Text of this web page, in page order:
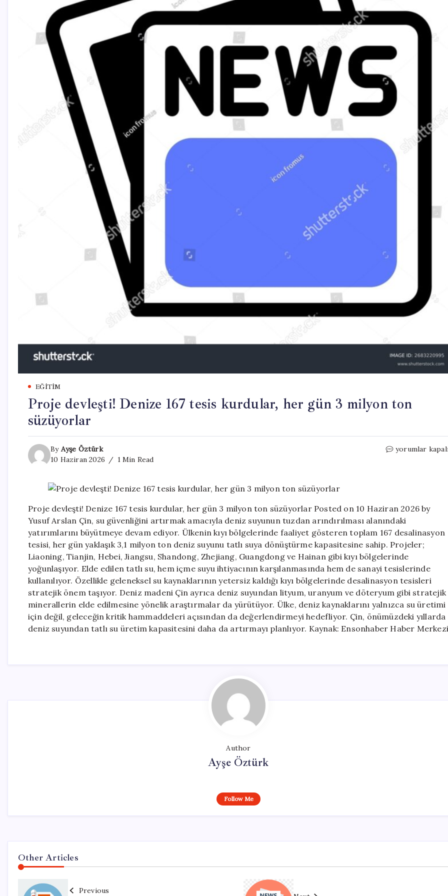
EĞITIM
Proje devleşti! Denize 167 tesis kurdular, her gün 3 milyon ton
süzüyorlar
By Ayşe Öztürk
10 Haziran 2026
1 Min Read
Proje
her
gün
3
milyon
ton
süzüyorlar
için
yorumlar
Proje devleşti! Denize 167 tesis kurdular, her gün 3 milyon ton süzüyorlar Posted on 10 Haziran 2026 by
Yusuf Arslan Çin, su güvenliğini artırmak amacıyla deniz suyunun tuzdan arındırılması alanındaki
yatırımlarını büyütmeye devam ediyor. Ülkenin kıyı bölgelerinde faaliyet gösteren toplam 167 desalinasyon
tesisi, her gün yaklaşık 3,1 milyon ton deniz suyunu tatlı suya dönüştürme kapasitesine sahip. Projeler;
Liaoning, Tianjin, Hebei, Jiangsu, Shandong, Zhejiang, Guangdong ve Hainan gibi kıyı bölgelerinde
yoğunlaşıyor. Elde edilen tatlı su, hem içme suyu ihtiyacının karşılanmasında hem de sanayi tesislerinde
kullanılıyor. Özellikle geleneksel su kaynaklarının yetersiz kaldığı kıyı bölgelerinde desalinasyon tesisleri
stratejik önem taşıyor. Deniz madeni Çin ayrıca deniz suyundan lityum, uranyum ve döteryum gibi stratejik
minerallerin elde edilmesine yönelik araştırmalar da yürütüyor. Ülke, deniz kaynaklarını yalnızca su üretimi
için değil, geleceğin kritik hammaddeleri açısından da değerlendirmeyi hedefliyor. Çin, önümüzdeki yıllarda
deniz suyundan tatlı su üretim kapasitesini daha da artırmayı planlıyor. Kaynak: Ensonhaber Haber
Author
Ayşe Öztürk
Follow Me
Other Articles
Previous